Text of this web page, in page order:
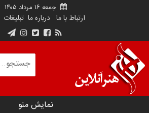
جمعه ۱۶ مرداد ۱۴۰۵
ارتباط با ما درباره ما تبلیغات
نمایش منو